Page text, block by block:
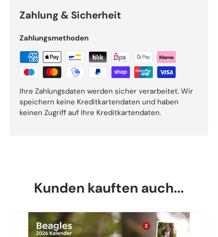
Zahlung & Sicherheit
Zahlungsmethoden
Ihre Zahlungsdaten werden sicher verarbeitet. Wir
speichern keine Kreditkartendaten und haben
keinen Zugriff auf Ihre Kreditkartendaten.
Kunden kauften auch...